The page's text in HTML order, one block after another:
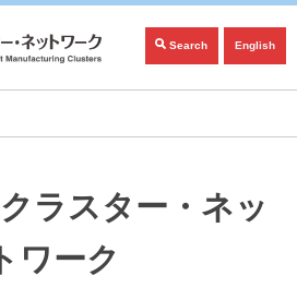
English
Search
ラスター・ネッ
トワーク